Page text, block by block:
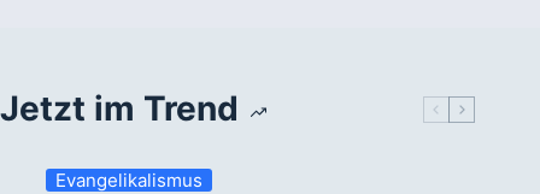
Jetzt im Trend
Evangelikalismus